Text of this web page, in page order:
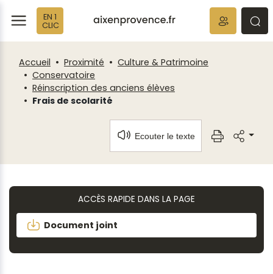
EN 1
CLIC
Accueil Proximité
Culture & Patrimoine
Conservatoire
Réinscription des anciens élèves
Frais de scolarité
Ecouter le texte
ACCÈS RAPIDE DANS LA PAGE
Document joint
Fenêtre
de
chat
Panneau de gestion des cookies